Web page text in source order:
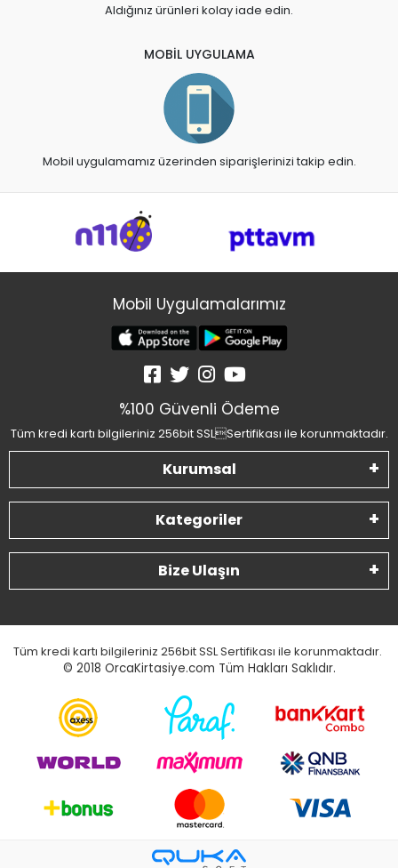
Aldığınız ürünleri kolay iade edin.
MOBİL UYGULAMA
Mobil uygulamamız üzerinden siparişlerinizi takip edin.
Mobil Uygulamalarımız
%100 Güvenli Ödeme
Tüm kredi kartı bilgileriniz 256bit SSLSertifikası ile korunmaktadır.
Kurumsal
Kategoriler
Bize Ulaşın
Tüm kredi kartı bilgileriniz 256bit SSL Sertifikası ile korunmaktadır.
© 2018 OrcaKirtasiye.com Tüm Hakları Saklıdır.